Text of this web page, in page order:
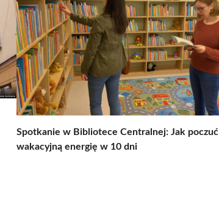
Spotkanie w Bibliotece Centralnej: Jak poczuć
wakacyjną energię w 10 dni